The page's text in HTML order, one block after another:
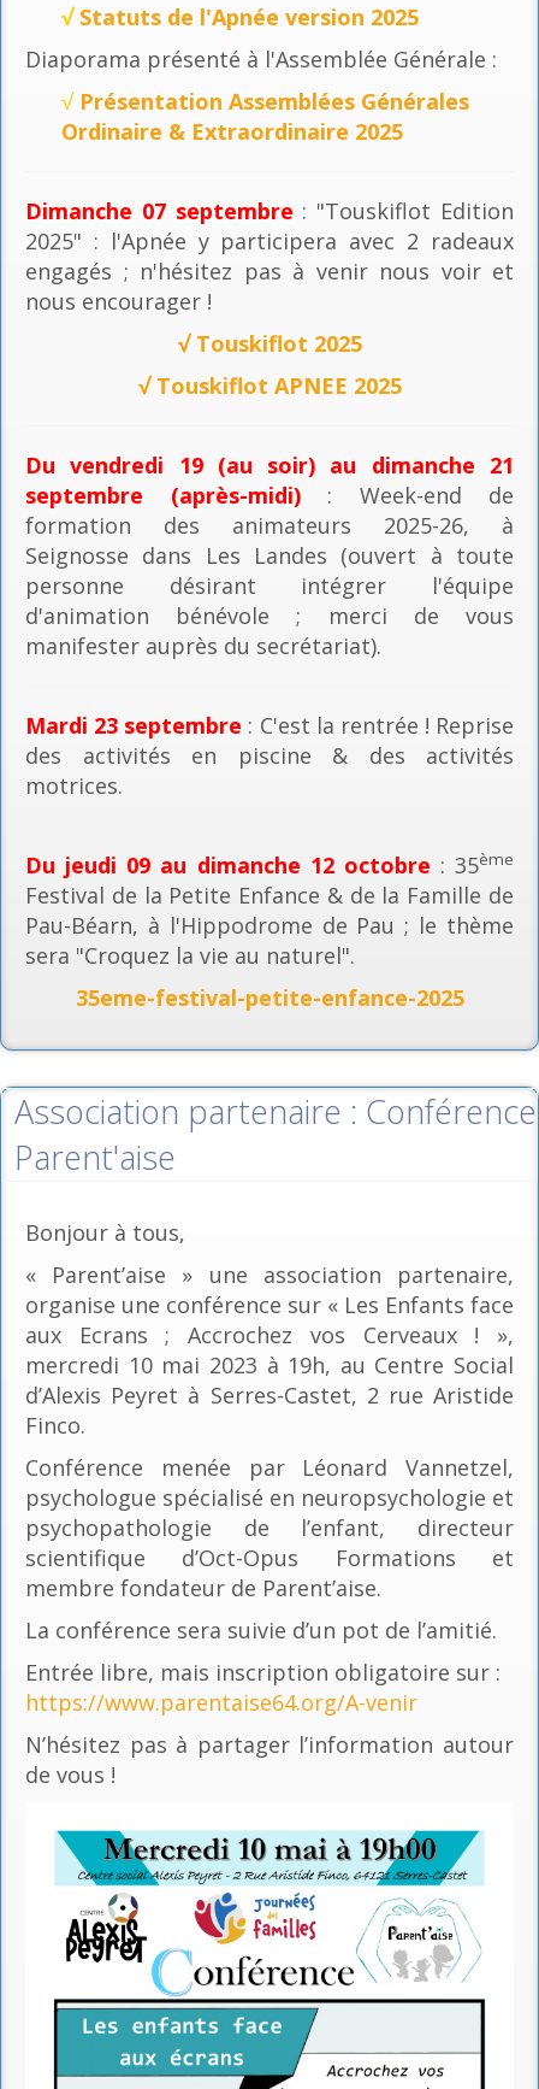
√ Statuts de l'Apnée version 2025
Diaporama présenté à l'Assemblée Générale :
√ Présentation Assemblées Générales
Ordinaire & Extraordinaire 2025
Dimanche 07 septembre : "Touskiflot Edition
2025" : l'Apnée y participera avec 2 radeaux
engagés ; n'hésitez pas à venir nous voir et
nous encourager !
√ Touskiflot 2025
√ Touskiflot APNEE 2025
Du vendredi 19 (au soir) au dimanche 21
septembre (après-midi): Week-end de
formation des animateurs 2025-26, à
Seignosse dans Les Landes (ouvert à toute
personne désirant intégrer l'équipe
d'animation bénévole ; merci de vous
manifester auprès du secrétariat).
Mardi 23 septembre : C'est la rentrée ! Reprise
des activités en piscine & des activités
motrices.
Du jeudi 09 au dimanche 12 octobre : 35ème
Festival de la Petite Enfance & de la Famille de
Pau-Béarn, à l'Hippodrome de Pau ; le thème
sera "Croquez la vie au naturel".
35eme-festival-petite-enfance-2025
Association partenaire : Conférence
Parent'aise
Bonjour à tous,
« Parent’aise » une association partenaire,
organise une conférence sur « Les Enfants face
aux Ecrans ; Accrochez vos Cerveaux ! »,
mercredi 10 mai 2023 à 19h, au Centre Social
d’Alexis Peyret à Serres-Castet, 2 rue Aristide
Finco.
Conférence menée par Léonard Vannetzel,
psychologue spécialisé en neuropsychologie et
psychopathologie de l’enfant, directeur
scientifique d’Oct-Opus Formations et
membre fondateur de Parent’aise.
La conférence sera suivie d’un pot de l’amitié.
Entrée libre, mais inscription obligatoire sur :
https://www.parentaise64.org/A-venir
N’hésitez pas à partager l’information autour
de vous !